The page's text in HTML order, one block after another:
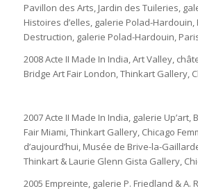
Pavillon des Arts, Jardin des Tuileries,
Histoires d’elles, galerie Polad-Hardouin,
Destruction, galerie Polad-Hardouin,
2008 Acte II Made In India, Art Valley,
Bridge Art Fair London, Thinkart Gallery,
2007 Acte II Made In India, galerie Up’art,
Fair Miami, Thinkart Gallery, Chicago
d’aujourd’hui, Musée de Brive-la-
Thinkart & Laurie Glenn Gista Gallery,
2005 Empreinte, galerie P. Friedland & A.